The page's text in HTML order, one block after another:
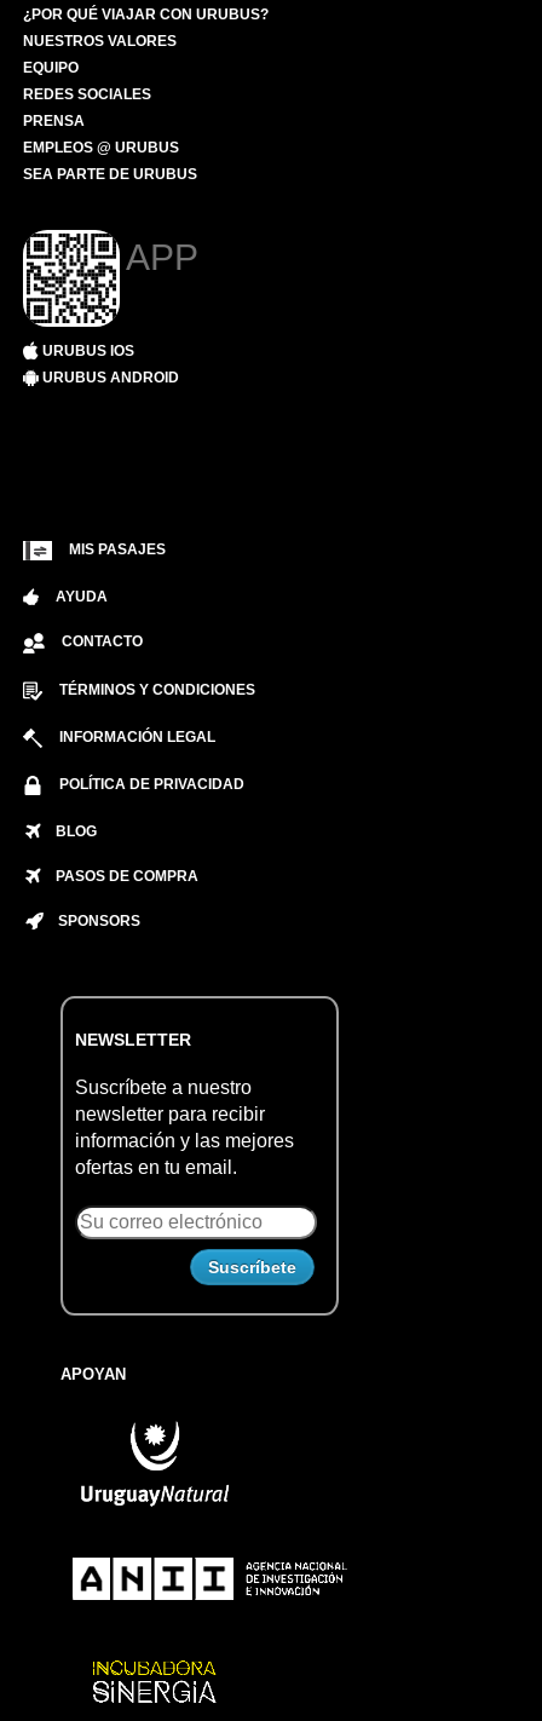
¿POR QUÉ VIAJAR CON URUBUS?
NUESTROS VALORES
EQUIPO
REDES SOCIALES
PRENSA
EMPLEOS @ URUBUS
SEA PARTE DE URUBUS
APP
URUBUS IOS
URUBUS ANDROID
MIS PASAJES
AYUDA
CONTACTO
TÉRMINOS Y CONDICIONES
INFORMACIÓN LEGAL
POLÍTICA DE PRIVACIDAD
BLOG
PASOS DE COMPRA
SPONSORS
NEWSLETTER
Suscríbete a nuestro
newsletter para recibir
información y las mejores
ofertas en tu email.
APOYAN